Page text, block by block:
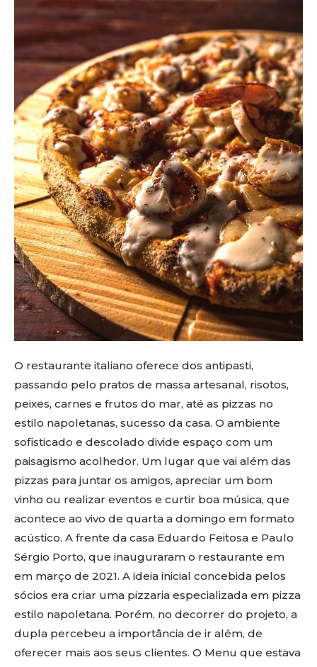
O restaurante italiano oferece dos antipasti,
passando pelo pratos de massa artesanal, risotos,
peixes, carnes e frutos do mar, até as pizzas no
estilo napoletanas, sucesso da casa. O ambiente
sofisticado e descolado divide espaço com um
paisagismo acolhedor. Um lugar que vai além das
pizzas para juntar os amigos, apreciar um bom
vinho ou realizar eventos e curtir boa música, que
acontece ao vivo de quarta a domingo em formato
acústico. A frente da casa Eduardo Feitosa e Paulo
Sérgio Porto, que inauguraram o restaurante em
em março de 2021. A ideia inicial concebida pelos
sócios era criar uma pizzaria especializada em pizza
estilo napoletana. Porém, no decorrer do projeto, a
dupla percebeu a importância de ir além, de
oferecer mais aos seus clientes. O Menu que estava